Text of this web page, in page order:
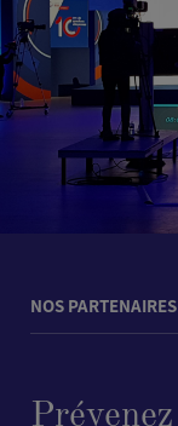
NOS PARTENAIRES